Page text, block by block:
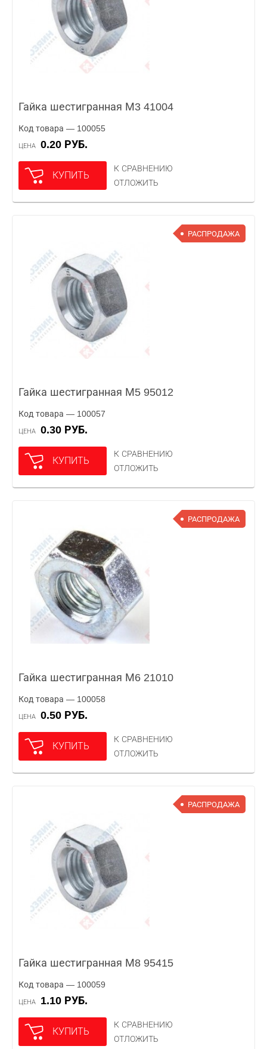
Гайка шестигранная М3 41004
Код товара — 100055
ЦЕНА 0.20 РУБ.
КУПИТЬ
К СРАВНЕНИЮ
ОТЛОЖИТЬ
РАСПРОДАЖА
Гайка шестигранная М5 95012
Код товара — 100057
ЦЕНА 0.30 РУБ.
КУПИТЬ
К СРАВНЕНИЮ
ОТЛОЖИТЬ
РАСПРОДАЖА
Гайка шестигранная М6 21010
Код товара — 100058
ЦЕНА 0.50 РУБ.
КУПИТЬ
К СРАВНЕНИЮ
ОТЛОЖИТЬ
РАСПРОДАЖА
Гайка шестигранная М8 95415
Код товара — 100059
ЦЕНА 1.10 РУБ.
КУПИТЬ
К СРАВНЕНИЮ
ОТЛОЖИТЬ